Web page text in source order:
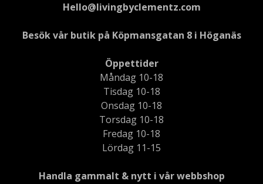
Hello@livingbyclementz.com
Besök vår butik på Köpmansgatan 8 i Höganäs
Öppettider
Måndag 10-18
Tisdag 10-18
Onsdag 10-18
Torsdag 10-18
Fredag 10-18
Lördag 11-15
Handla gammalt & nytt i vår webbshop